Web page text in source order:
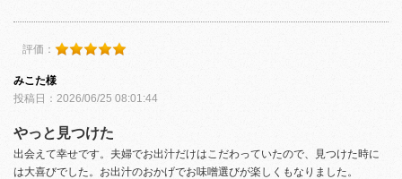
評価：
みこた様
投稿日：2026/06/25 08:01:44
やっと見つけた
出会えて幸せです。夫婦でお出汁だけはこだわっていたので、見つけた時に
は大喜びでした。お出汁のおかげでお味噌選びが楽しくもなりました。